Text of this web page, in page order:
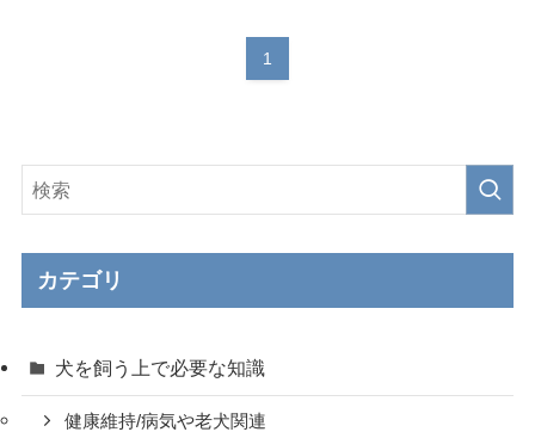
1
カテゴリ
犬を飼う上で必要な知識
健康維持/病気や老犬関連